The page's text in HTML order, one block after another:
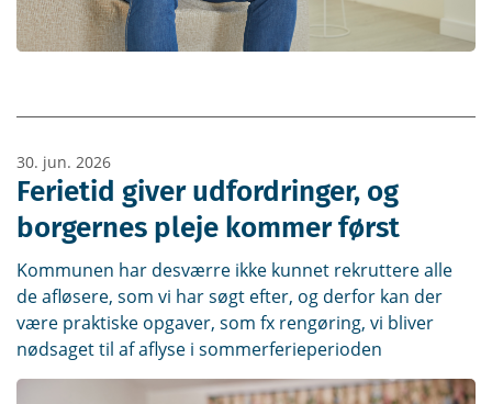
30. jun. 2026
Ferietid giver udfordringer, og
borgernes pleje kommer først
Kommunen har desværre ikke kunnet rekruttere alle
de afløsere, som vi har søgt efter, og derfor kan der
være praktiske opgaver, som fx rengøring, vi bliver
nødsaget til af aflyse i sommerferieperioden